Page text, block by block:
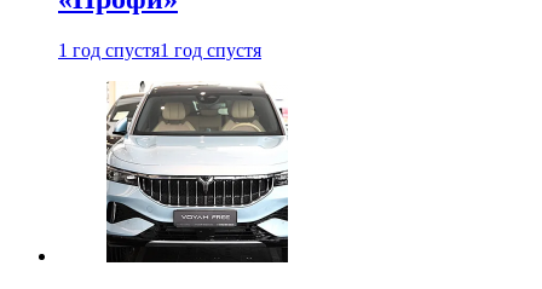
1 год спустя1 год спустя